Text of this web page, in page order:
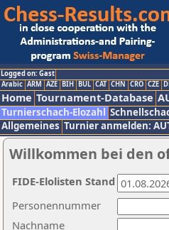
Logged on: Gast
Arabic ARM AZE BIH BUL CAT CHN CRO CZE
Home Tournament-Database
Turnierschach-Elozahl
Allgemeines Turnier anmelden:
Willkommen bei den
Nachname
Personennummer
FIDE-Elolisten Stand